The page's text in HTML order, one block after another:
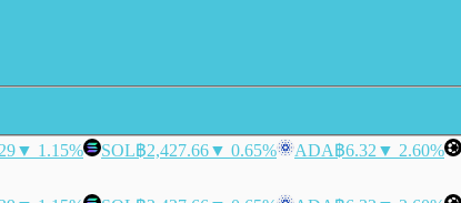
▼ 1.15% SOL฿2,427.66▼ 0.65% ADA฿6.32 ▼ 2.60%